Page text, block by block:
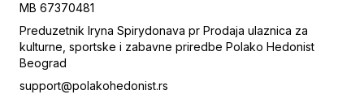
MB 67370481
Preduzetnik Iryna Spirydonava pr Prodaja ulaznica za
kulturne, sportske i zabavne priredbe Polako Hedonist
Beograd
support@polakohedonist.rs